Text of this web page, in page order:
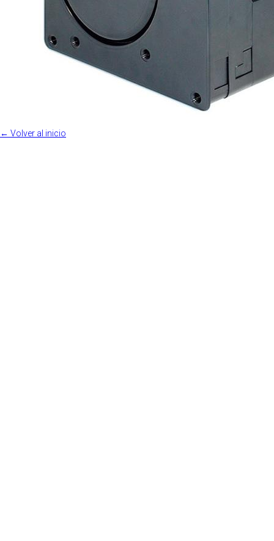
← Volver al inicio